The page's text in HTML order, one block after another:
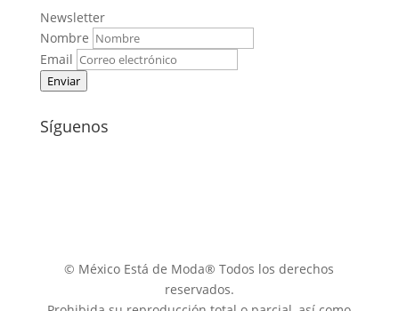
Newsletter
Nombre
Email
Enviar
Síguenos
© México Está de Moda® Todos los derechos
reservados.